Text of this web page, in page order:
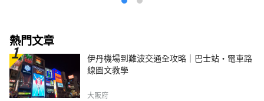
熱門文章
伊丹機場到難波交通全攻略｜巴士站・電車路
線圖文教學
大阪府